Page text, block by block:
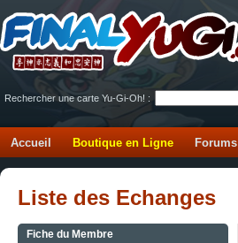
Rechercher une carte Yu-Gi-Oh! :
Accueil Boutique en Ligne Forums
Liste des Echanges
Fiche du Membre